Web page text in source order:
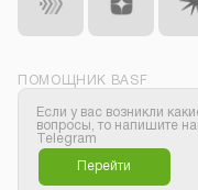
ПОМОЩНИК BASF
Если у вас возникли
вопросы, то напишите
Telegram
Перейти